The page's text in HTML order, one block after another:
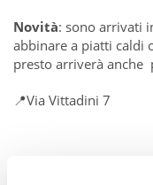
Novità: sono arrivati
abbinare a piatti caldi
presto arriverà anche
📍Via Vittadini 7